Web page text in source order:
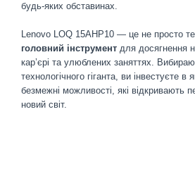
будь-яких обставинах.
Lenovo LOQ 15AHP10 — це не просто
головний інструмент для досягнення
кар’єрі та улюблених заняттях.
технологічного гіганта, ви інвестуєте в
безмежні можливості, які відкривають
новий світ.